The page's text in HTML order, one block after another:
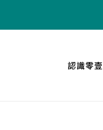
認識零壹
尋